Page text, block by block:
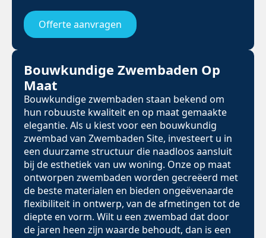
Offerte aanvragen
Bouwkundige Zwembaden Op
Maat
Bouwkundige zwembaden staan bekend om
hun robuuste kwaliteit en op maat gemaakte
elegantie. Als u kiest voor een bouwkundig
zwembad van Zwembaden Site, investeert u in
een duurzame structuur die naadloos aansluit
bij de esthetiek van uw woning. Onze op maat
ontworpen zwembaden worden gecreëerd met
de beste materialen en bieden ongeëvenaarde
flexibiliteit in ontwerp, van de afmetingen tot de
diepte en vorm. Wilt u een zwembad dat door
de jaren heen zijn waarde behoudt, dan is een